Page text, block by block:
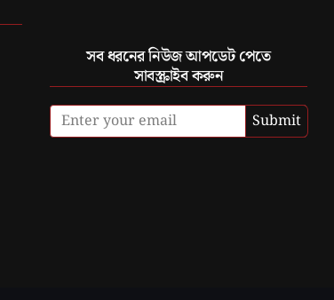
সব ধরনের নিউজ আপডেট পেতে
সাবস্ক্রাইব করুন
Submit